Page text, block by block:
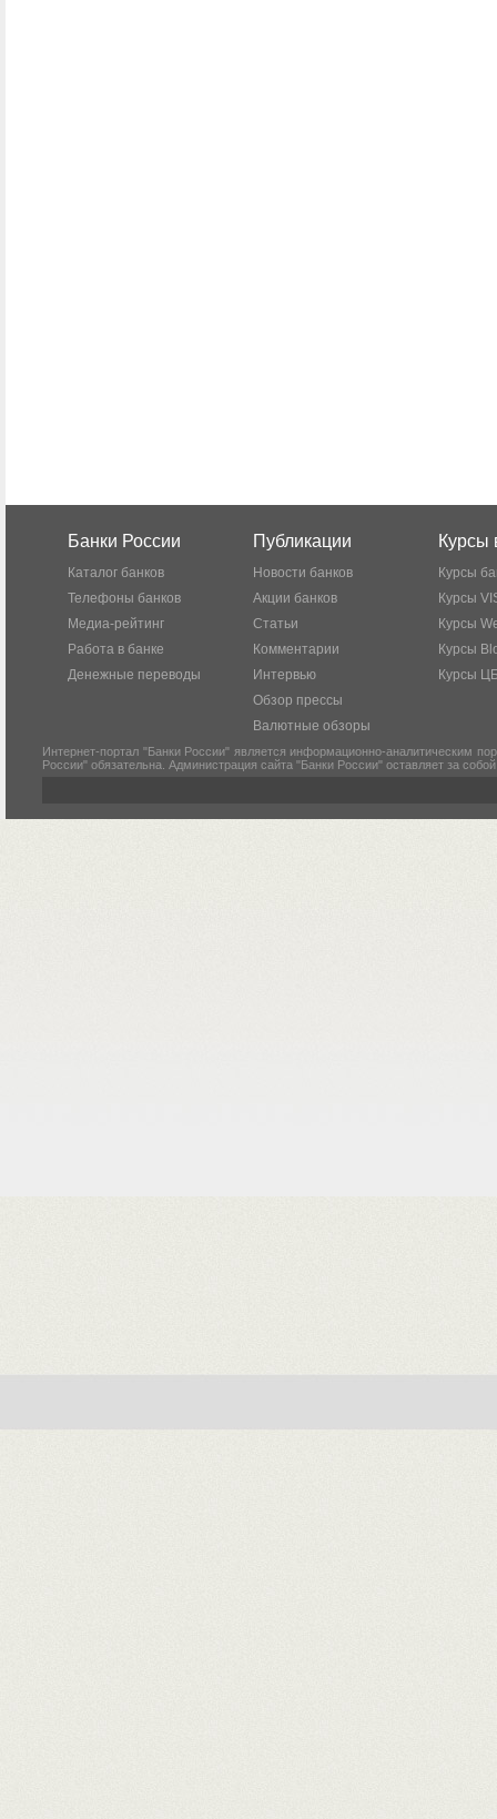
Банки России
Каталог банков
Телефоны банков
Медиа-рейтинг
Работа в банке
Денежные переводы
Публикации
Новости банков
Акции банков
Статьи
Комментарии
Интервью
Обзор прессы
Валютные обзоры
Курсы
Курсы
Курсы
Курсы
Курсы
Курсы
Интернет-портал "Банки России" является информационно-аналитическим
России" обязательна. Администрация сайта "Банки России" оставляет за